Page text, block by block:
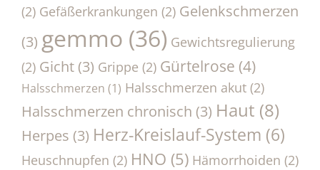
(2) Gefäßerkrankungen (2) Gelenkschmerzen
(3) gemmo (36) Gewichtsregulierung
(2) Gicht (3) Grippe (2) Gürtelrose (4)
Halsschmerzen (1) Halsschmerzen akut (2)
Halsschmerzen chronisch (3) Haut (8)
Herpes (3) Herz-Kreislauf-System (6)
Heuschnupfen (2) HNO (5) Hämorrhoiden (2)